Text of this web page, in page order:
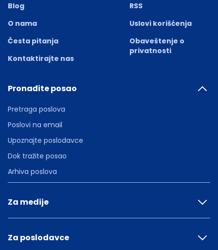
Blog
O nama
Česta pitanja
Kontaktirajte nas
RSS
Uslovi korišćenja
Obaveštenje o
privatnosti
Pronađite posao
Pretraga poslova
Poslovi na email
Upoznajte poslodavce
Dok tražite posao
Arhiva poslova
Za medije
Za poslodavce